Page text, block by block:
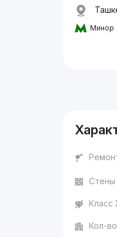
Минор
Стены
Класс
Кол-